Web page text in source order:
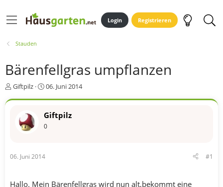
Login Registrieren
Stauden
Bärenfellgras umpflanzen
E
r
Giftpilz
E
t
l
06. Juni 2014
Giftpilz
0
06. Juni 2014 #1
Hallo. Mein Bärenfellgras wird nun alt,bekommt eine